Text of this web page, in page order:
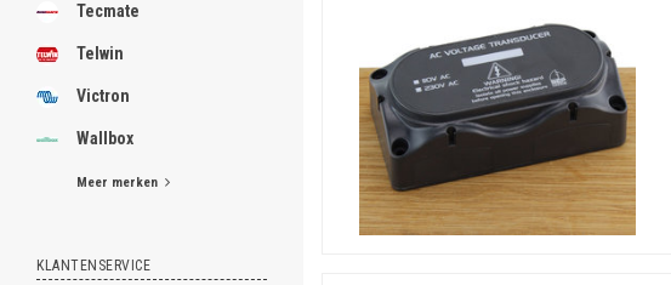
Tecmate
Telwin
Victron
Wallbox
Meer merken
KLANTENSERVICE